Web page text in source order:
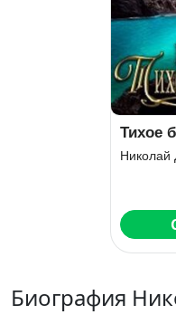
Тихое
Николай
Биография